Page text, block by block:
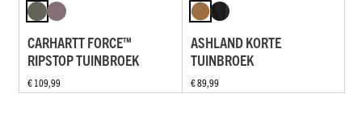
CARHARTT FORCE™
RIPSTOP TUINBROEK
€ 109,99
ASHLAND KORTE
TUINBROEK
€ 89,99